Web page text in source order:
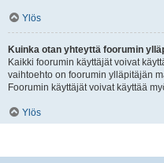
Ylös
Kuinka otan yhteyttä foorumin
Kaikki foorumin käyttäjät voivat
vaihtoehto on foorumin ylläpitäjän
Foorumin käyttäjät voivat käyttää
Ylös